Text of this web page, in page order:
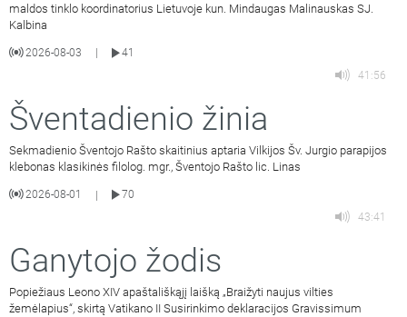
maldos tinklo koordinatorius Lietuvoje kun. Mindaugas Malinauskas SJ.
Kalbina
2026-08-03
41
41:56
Šventadienio žinia
Sekmadienio Šventojo Rašto skaitinius aptaria Vilkijos Šv. Jurgio parapijos
klebonas klasikinės filolog. mgr., Šventojo Rašto lic. Linas
2026-08-01 |
70
43:41
Ganytojo žodis
Popiežiaus Leono XIV apaštališkąjį laišką „Braižyti naujus vilties
žemėlapius“, skirtą Vatikano II Susirinkimo deklaracijos Gravissimum